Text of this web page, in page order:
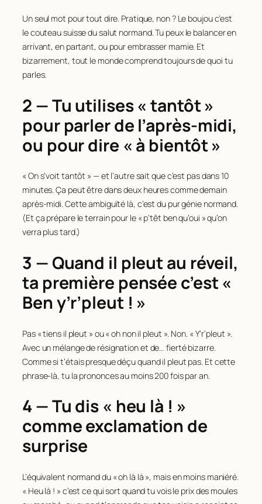
Un seul mot pour tout dire. Pratique, non ? Le boujou c’est
le couteau suisse du salut normand. Tu peux le balancer en
arrivant, en partant, ou pour embrasser mamie. Et
bizarrement, tout le monde comprend toujours de quoi tu
parles.
2 — Tu utilises « tantôt »
pour parler de l’après-midi,
ou pour dire « à bientôt »
« On s’voit tantôt » — et l’autre sait que c’est pas dans 10
minutes. Ça peut être dans deux heures comme demain
après-midi. Cette ambiguïté là, c’est du pur génie normand.
(Et ça prépare le terrain pour le « p’têt ben qu’oui » qu’on
verra plus tard.)
3 — Quand il pleut au réveil,
ta première pensée c’est «
Ben y’r’pleut ! »
Pas « tiens il pleut » ou « oh non il pleut ». Non. « Y’r’pleut ».
Avec un mélange de résignation et de… fierté bizarre.
Comme si t’étais presque déçu quand il pleut pas. Et cette
phrase-là, tu la prononces au moins 200 fois par an.
4 — Tu dis « heu là ! »
comme exclamation de
surprise
L’équivalent normand du « oh là là », mais en moins maniéré.
« Heu là ! » c’est ce qui sort quand tu vois le prix des moules